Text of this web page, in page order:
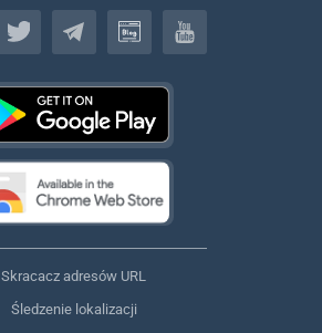
Polski
Skracacz adresów URL
Śledzenie lokalizacji